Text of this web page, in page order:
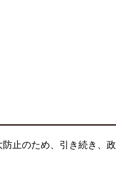
止のため、引き続き、政